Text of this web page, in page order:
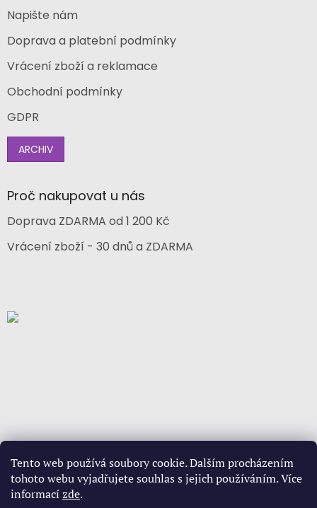
Tento web používá soubory cookie. Dalším procházením
tohoto webu vyjadřujete souhlas s jejich používáním. Více
informacízde.
Napište nám
Doprava a platební podmínky
Vrácení zboží a reklamace
Obchodní podmínky
GDPR
ARCHIV
Proč nakupovat u nás
Doprava ZDARMA od 1 200 Kč
Vrácení zboží - 30 dnů a ZDARMA